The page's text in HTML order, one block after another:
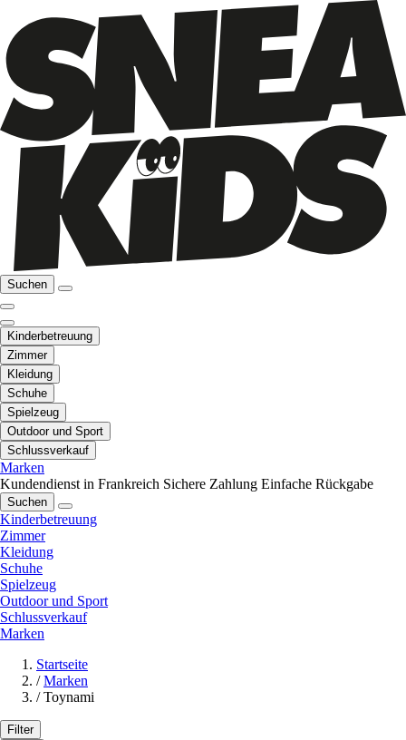
Suchen
Kinderbetreuung
Zimmer
Kleidung
Schuhe
Spielzeug
Outdoor und Sport
Schlussverkauf
Marken
Kundendienst in Frankreich Sichere Zahlung Einfache Rückgabe
Suchen
Kinderbetreuung
Zimmer
Kleidung
Schuhe
Spielzeug
Outdoor und Sport
Schlussverkauf
Marken
Startseite
/ Marken
/ Toynami
Filter